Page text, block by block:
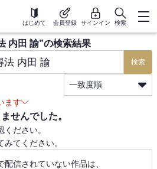
はじめて 会員登録 サインイン 検索
内田 諭”の検索結果
検索
一致度順
ます
せんでした。
ださい。
てください。
信されていない作品は、